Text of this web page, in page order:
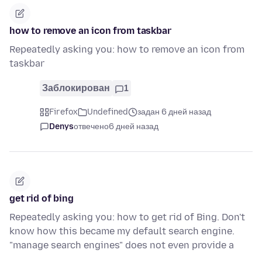
how to remove an icon from taskbar
Repeatedly asking you: how to remove an icon from
taskbar
Заблокирован 1
Firefox Undefined
задан 6 дней назад
Denysотвечено6 дней назад
get rid of bing
Repeatedly asking you: how to get rid of Bing. Don't
know how this became my default search engine.
"manage search engines" does not even provide a